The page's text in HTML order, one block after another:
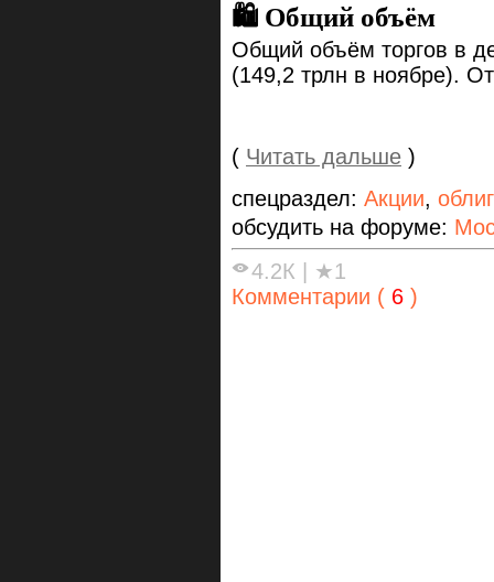
🛍 Общий объём
Общий объём торгов в
(149,2 трлн в ноябре).
( Читать дальше )
спецраздел: Акции,
обсудить на форуме:
4.2К
★1
Комментарии ( 6 )